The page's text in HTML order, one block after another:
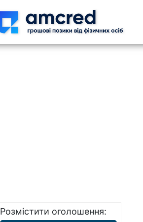
Розмістити оголошення: